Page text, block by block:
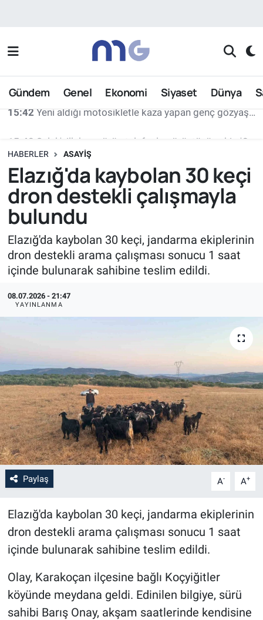
Gündem Genel Ekonomi Siyaset Dünya
HABERLER ASAYIŞ
Elazığ'da kaybolan 30 keçi
dron destekli çalışmayla
bulundu
Elazığ'da kaybolan 30 keçi, jandarma ekiplerinin
dron destekli arama çalışması sonucu 1 saat
içinde bulunarak sahibine teslim edildi.
08.07.2026 - 21:47
YAYINLANMA
Paylaş A- A+
Elazığ'da kaybolan 30 keçi, jandarma ekiplerinin
dron destekli arama çalışması sonucu 1 saat
içinde bulunarak sahibine teslim edildi.
Olay, Karakoçan ilçesine bağlı Koçyiğitler
köyünde meydana geldi. Edinilen bilgiye, sürü
sahibi Barış Onay, akşam saatlerinde kendisine
Nöbetçi Eczaneler
Hava Durumu
Trafik Durumu
Süper Lig Puan Durumu ve Fikstür
Tüm Manşetler
Son Dakika Haberleri
Haber Arşivi